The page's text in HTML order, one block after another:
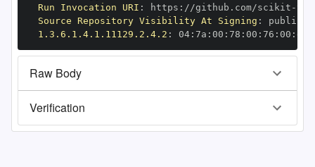
Run Invocation URI : https : //github.com/scikit -
Source Repository Visibility At Signing :
1.3.6.1.4.1.11129.2.4.2 : 04: 7a : 00 : 78 : 00 : 76 : 00 : dd
Raw Body
Verification